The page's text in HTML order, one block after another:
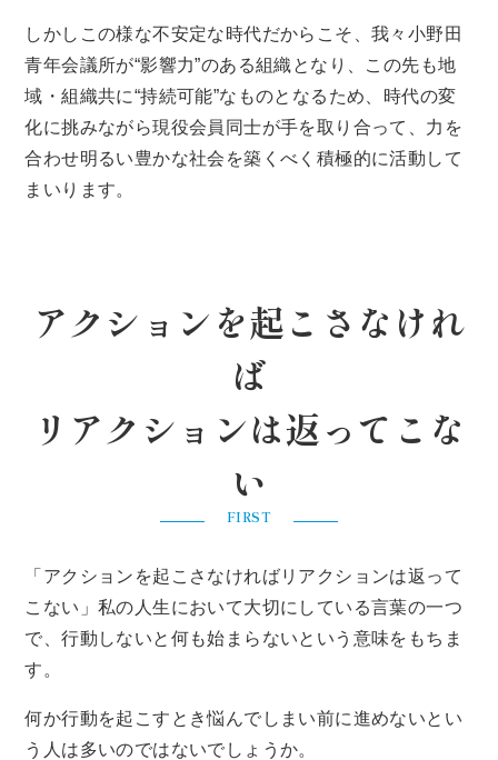
しかしこの様な不安定な時代だからこそ、我々小野田
青年会議所が“影響力”のある組織となり、この先も地
域・組織共に“持続可能”なものとなるため、時代の変
化に挑みながら現役会員同士が手を取り合って、力を
合わせ明るい豊かな社会を築くべく積極的に活動して
まいります。
アクションを起こさなけれ
ば
リアクションは返ってこな
い
FIRST
「アクションを起こさなければリアクションは返って
こない」私の人生において大切にしている言葉の一つ
で、行動しないと何も始まらないという意味をもちま
す。
何か行動を起こすとき悩んでしまい前に進めないとい
う人は多いのではないでしょうか。